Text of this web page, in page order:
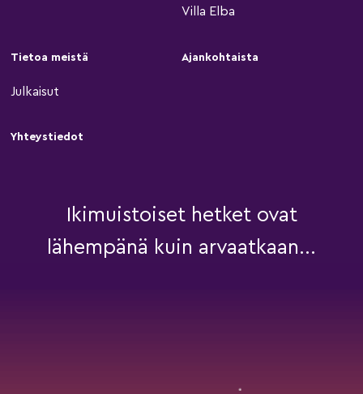
Villa Elba
Tietoa meistä
Julkaisut
Ajankohtaista
Yhteystiedot
Ikimuistoiset hetket ovat
lähempänä kuin arvaatkaan...